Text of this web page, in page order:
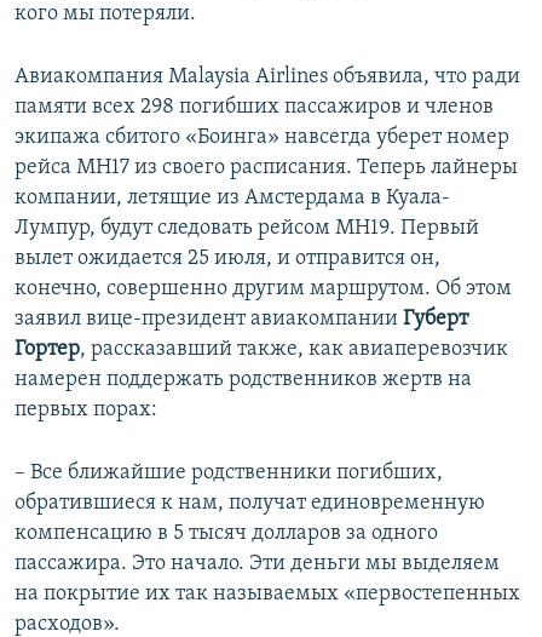
кого мы потеряли.
Авиакомпания Malaysia Airlines объявила, что ради
памяти всех 298 погибших пассажиров и членов
экипажа сбитого «Боинга» навсегда уберет номер
рейса MH17 из своего расписания. Теперь лайнеры
компании, летящие из Амстердама в Куала-
Лумпур, будут следовать рейсом MH19. Первый
вылет ожидается 25 июля, и отправится он,
конечно, совершенно другим маршрутом. Об этом
заявил вице-президент авиакомпании Губерт
Гортер, рассказавший также, как авиаперевозчик
намерен поддержать родственников жертв на
первых порах:
– Все ближайшие родственники погибших,
обратившиеся к нам, получат единовременную
компенсацию в 5 тысяч долларов за одного
пассажира. Это начало. Эти деньги мы выделяем
на покрытие их так называемых «первостепенных
расходов».